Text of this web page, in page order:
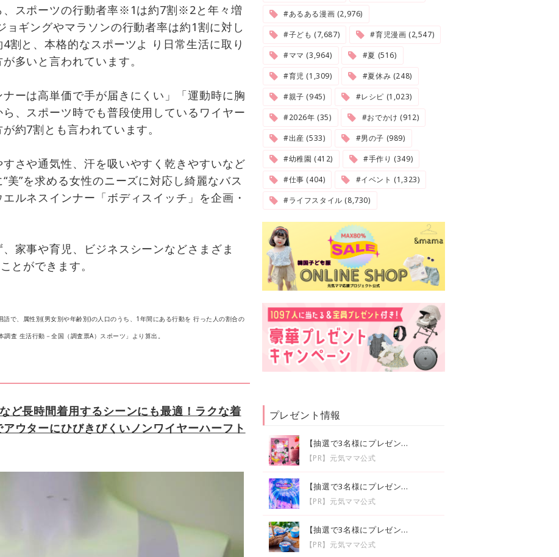
、スポーツの行動者率※1は約7割※2と年々増
ョギングやマラソンの行動者率は約1割に対し
割と、本格的なスポーツよ り日常生活に取り
多いと言われています。
ーは高単価で手が届きにくい」「運動時に胸
、スポーツ時でも普段使用しているワイヤー
約7割とも言われています。
さや通気性、汗を吸いやすく乾きやすいなど
美”を求める女性のニーズに対応し綺麗なバス
ルネスインナー「ボディスイッチ」を企画・
家事や育児、ビジネスシーンなどさまざま
とができます。
で、属性別(男女別や年齢別)の人口のうち、1年間にある行動を 行った人の割合の
査 生活行動－全国（調査票A）スポーツ」より算出。
ど長時間着用するシーンにも最適！ラクな着
ウターにひびきびくいノンワイヤーハーフト
#あるある漫画 (2,976)
#子ども (7,687)
#育児漫画 (2,547)
#ママ (3,964)
#夏 (516)
#育児 (1,309)
#夏休み (248)
#親子 (945)
#レシピ (1,023)
#2026年 (35)
#おでかけ (912)
#出産 (533)
#男の子 (989)
#幼稚園 (412)
#手作り (349)
#仕事 (404)
#イベント (1,323)
#ライフスタイル (8,730)
プレゼント情報
【抽選で3名様にプレゼン...
【PR】元気ママ公式
【抽選で3名様にプレゼン...
【PR】元気ママ公式
【抽選で3名様にプレゼン...
【PR】元気ママ公式